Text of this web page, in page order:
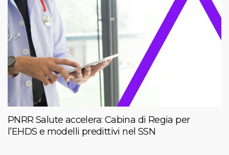
PNRR Salute accelera: Cabina di Regia per
l’EHDS e modelli predittivi nel SSN